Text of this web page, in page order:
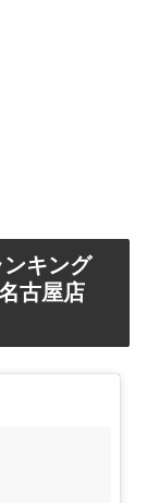
キング
古屋店